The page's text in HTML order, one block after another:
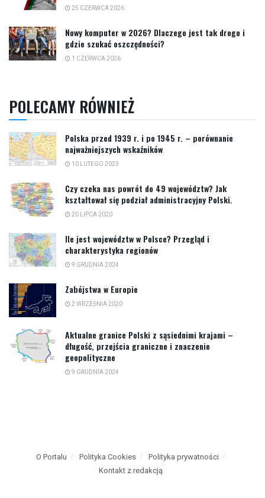
25 CZERWCA 2026
Nowy komputer w 2026? Dlaczego jest tak drogo i
gdzie szukać oszczędności?
1 CZERWCA 2026
POLECAMY RÓWNIEŻ
Polska przed 1939 r. i po 1945 r. – porównanie
najważniejszych wskaźników
10 LUTEGO 2023
Czy czeka nas powrót do 49 województw? Jak
kształtował się podział administracyjny Polski.
20 LIPCA 2020
Ile jest województw w Polsce? Przegląd i
charakterystyka regionów
9 GRUDNIA 2024
Zabójstwa w Europie
2 WRZEŚNIA 2020
Aktualne granice Polski z sąsiednimi krajami –
długość, przejścia graniczne i znaczenie
geopolityczne
9 GRUDNIA 2024
O Portalu Polityka Cookies
Polityka prywatności
Kontakt z redakcją